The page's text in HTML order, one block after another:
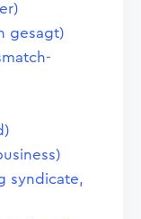
gesagt)
syndicate,